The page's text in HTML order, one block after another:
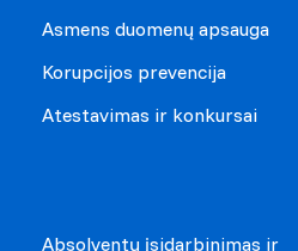
Asmens duomenų apsauga
Korupcijos prevencija
Atestavimas ir konkursai
Absolventų įsidarbinimas ir